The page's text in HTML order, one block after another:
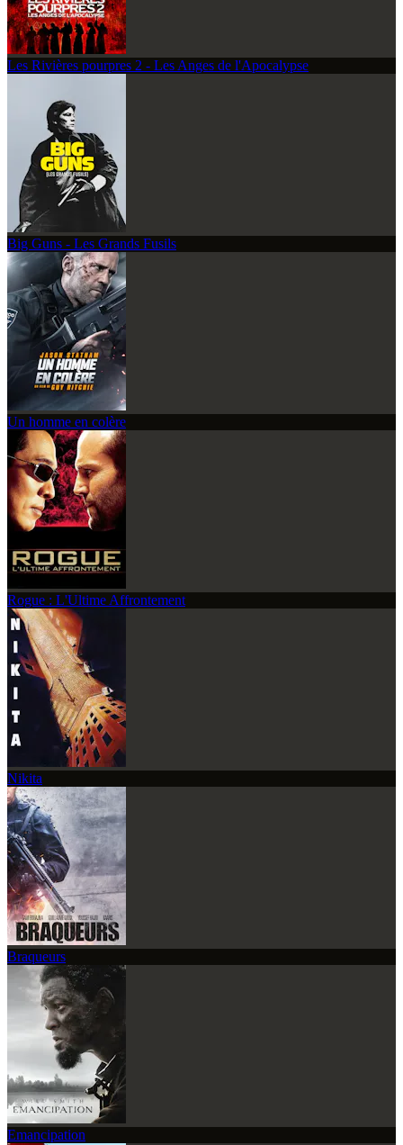
Les Rivières pourpres 2 - Les Anges de l'Apocalypse
Big Guns - Les Grands Fusils
Un homme en colère
Rogue : L'Ultime Affrontement
Nikita
Braqueurs
Emancipation